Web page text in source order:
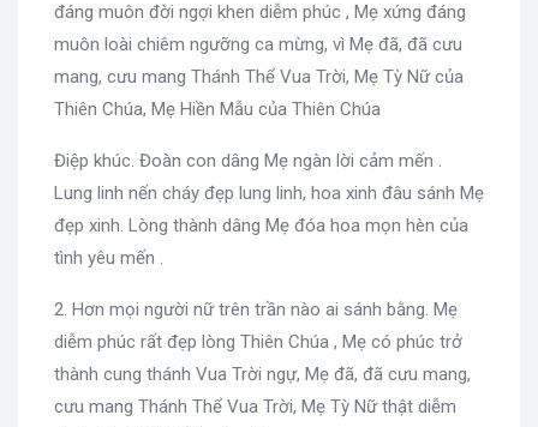
đáng muôn đời ngợi khen diễm phúc , Mẹ xứng đáng
muôn loài chiêm ngưỡng ca mừng, vì Mẹ đã, đã cưu
mang, cưu mang Thánh Thể Vua Trời, Mẹ Tỳ Nữ của
Thiên Chúa, Mẹ Hiền Mẫu của Thiên Chúa
Điệp khúc. Đoàn con dâng Mẹ ngàn lời cảm mến .
Lung linh nến cháy đẹp lung linh, hoa xinh đâu sánh Mẹ
đẹp xinh. Lòng thành dâng Mẹ đóa hoa mọn hèn của
tình yêu mến .
2. Hơn mọi người nữ trên trần nào ai sánh bằng. Mẹ
diễm phúc rất đẹp lòng Thiên Chúa , Mẹ có phúc trở
thành cung thánh Vua Trời ngự, Mẹ đã, đã cưu mang,
cưu mang Thánh Thể Vua Trời, Mẹ Tỳ Nữ thật diễm